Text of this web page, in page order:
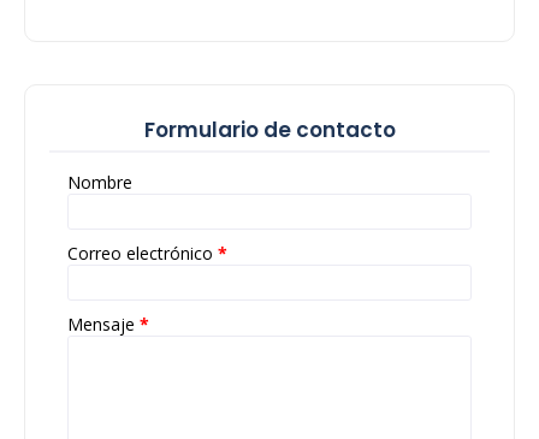
Formulario de contacto
Nombre
Correo electrónico *
Mensaje *